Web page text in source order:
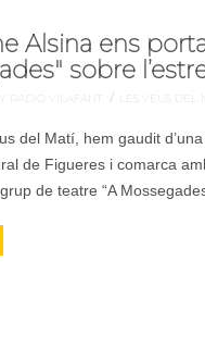
Alsina ens
sobre
RADIO VILAFANT / LES VEUS DEL
del Matí, hem gaudit
de Figueres i comarca
de teatre “A